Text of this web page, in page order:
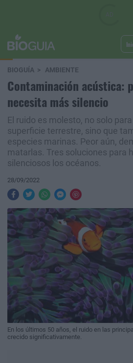
BIOGUÍA AMBIENTE
Contaminación acústica:
necesita más silencio
El ruido es molesto, no solo
superficie terrestre, sino que
especies marinas. Peor aún,
matarlas. Tres soluciones para
silenciosos los océanos.
28/09/2022
En los últimos 50 años, el ruido en las
crecido significativamente.